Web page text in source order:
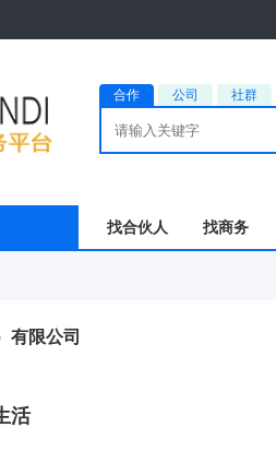
合作 公司 社群
找合伙人 找商务
有限公司
活